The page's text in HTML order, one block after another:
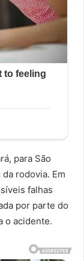
para São
rodovia. Em
falhas
por parte do
o acidente.